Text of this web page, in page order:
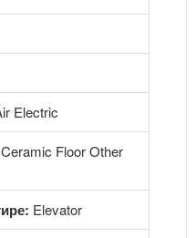
Electric
Ceramic Floor Other
Elevator